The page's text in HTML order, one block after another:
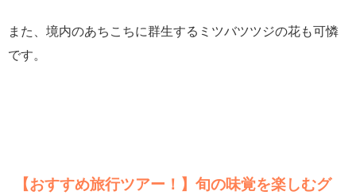
また、境内のあちこちに群生するミツバツツジの花も可憐
です。
【おすすめ旅行ツアー！】旬の味覚を楽しむグ